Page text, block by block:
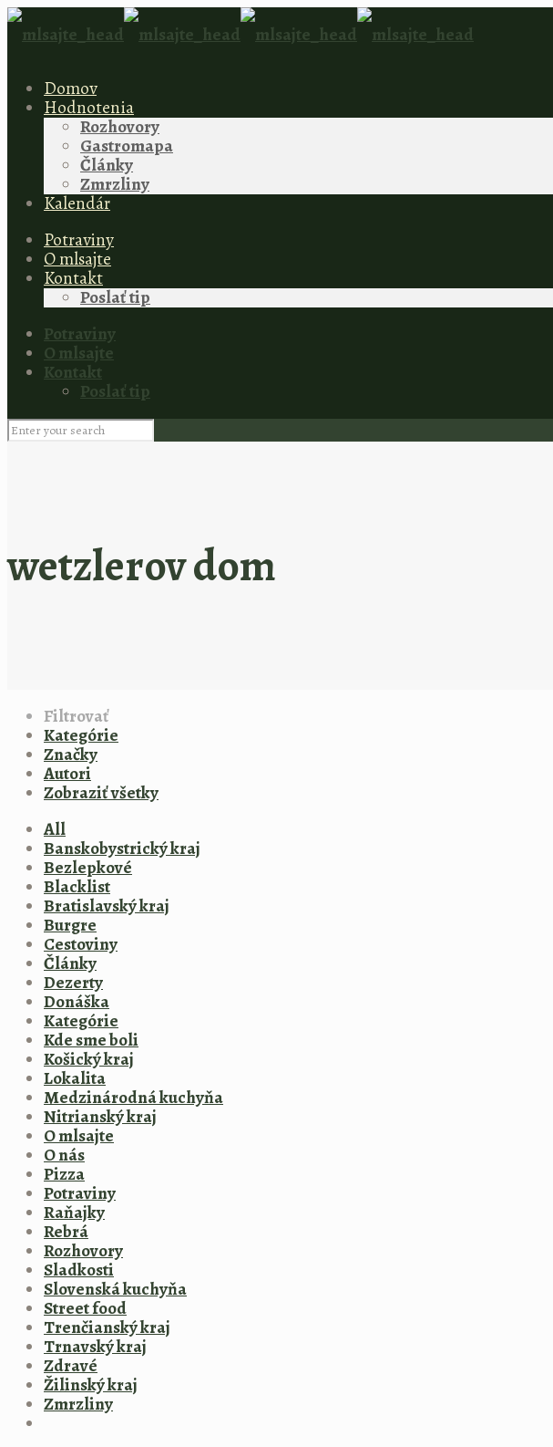
Domov
Hodnotenia
Rozhovory
Gastromapa
Články
Zmrzliny
Kalendár
Potraviny
O mlsajte
Kontakt
Poslať tip
Potraviny
O mlsajte
Kontakt
Poslať tip
wetzlerov dom
Filtrovať
Kategórie
Značky
Autori
Zobraziť všetky
All
Banskobystrický kraj
Bezlepkové
Blacklist
Bratislavský kraj
Burgre
Cestoviny
Články
Dezerty
Donáška
Kategórie
Kde sme boli
Košický kraj
Lokalita
Medzinárodná kuchyňa
Nitrianský kraj
O mlsajte
O nás
Pizza
Potraviny
Raňajky
Rebrá
Rozhovory
Sladkosti
Slovenská kuchyňa
Street food
Trenčianský kraj
Trnavský kraj
Zdravé
Žilinský kraj
Zmrzliny